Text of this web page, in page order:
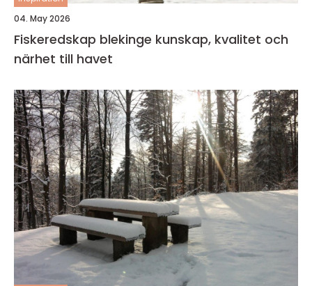
04. May 2026
Fiskeredskap blekinge kunskap, kvalitet och
närhet till havet